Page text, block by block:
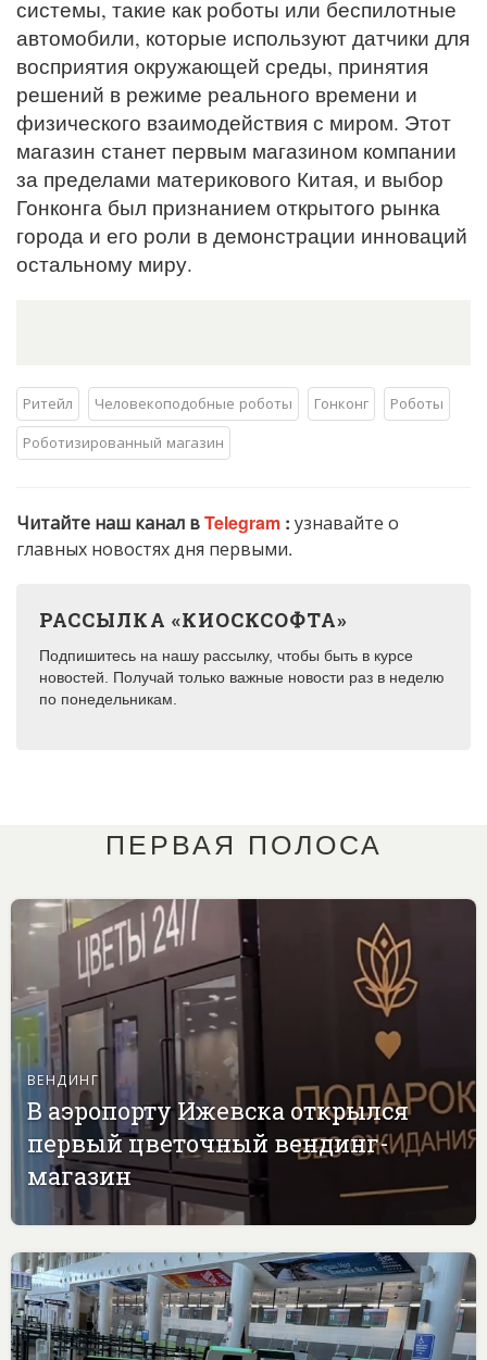
системы, такие как роботы или беспилотные
автомобили, которые используют датчики для
восприятия окружающей среды, принятия
решений в режиме реального времени и
физического взаимодействия с миром. Этот
магазин станет первым магазином компании
за пределами материкового Китая, и выбор
Гонконга был признанием открытого рынка
города и его роли в демонстрации инноваций
остальному миру.
Ритейл Человекоподобные роботы Гонконг
Роботы
Роботизированный магазин
Читайте наш канал вTelegram : узнавайте о
главных новостях дня первыми.
РАССЫЛКА «КИОСКСОФТА»
Подпишитесь на нашу рассылку, чтобы быть в курсе
новостей. Получай только важные новости раз в неделю
по понедельникам.
ПЕРВАЯ ПОЛОСА
ВЕНДИНГ
В аэропорту Ижевска открылся
первый цветочный вендинг-
магазин